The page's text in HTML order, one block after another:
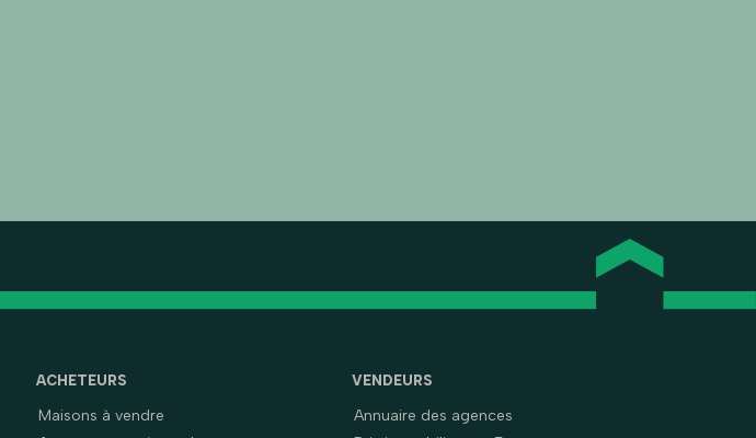
ACHETEURS
Maisons à vendre
VENDEURS
Annuaire des agences